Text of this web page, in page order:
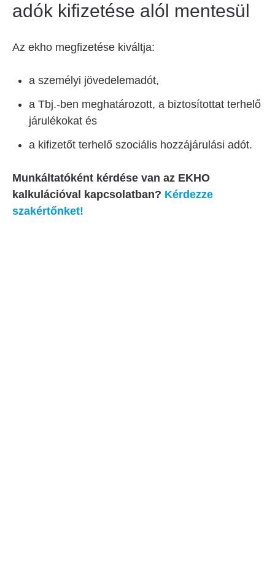
adók kifizetése alól mentesül
Az ekho megfizetése kiváltja:
a személyi jövedelemadót,
a Tbj.-ben meghatározott, a biztosítottat terhelő
járulékokat és
a kifizetőt terhelő szociális hozzájárulási adót.
Munkáltatóként kérdése van az EKHO
kalkulációval kapcsolatban? Kérdezze
szakértőnket!